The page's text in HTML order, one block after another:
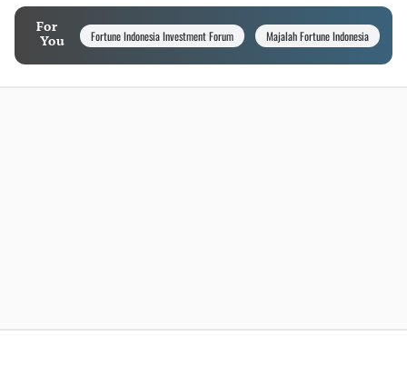
For
You
Fortune Indonesia Investment Forum Majalah Fortune Indonesia